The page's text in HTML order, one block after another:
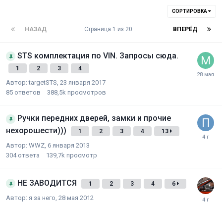
СОРТИРОВКА
НАЗАД ВПЕРЁД
Страница 1 из 20
STS комплектация по VIN. Запросы сюда.
1 2 3 4
Автор:targetSTS, 23 января 2017
85 ответов 388,5k просмотров
Ручки передних дверей, замки и прочие
нехорошести)))
1 2 3 4 13
Автор: WWZ 6 января 2013
304 ответа 139,7k просмотр
НЕ ЗАВОДИТСЯ 1 2 3 4 6
Автор: я за него 28 мая 2012